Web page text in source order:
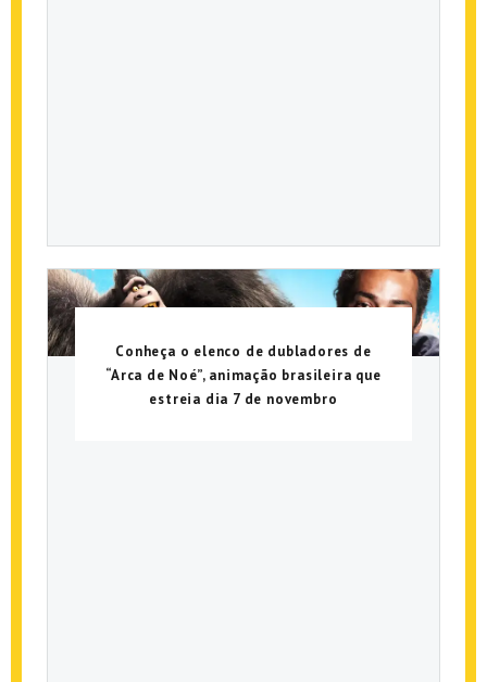
Conheça o elenco de dubladores de
“Arca de Noé”, animação brasileira que
estreia dia 7 de novembro